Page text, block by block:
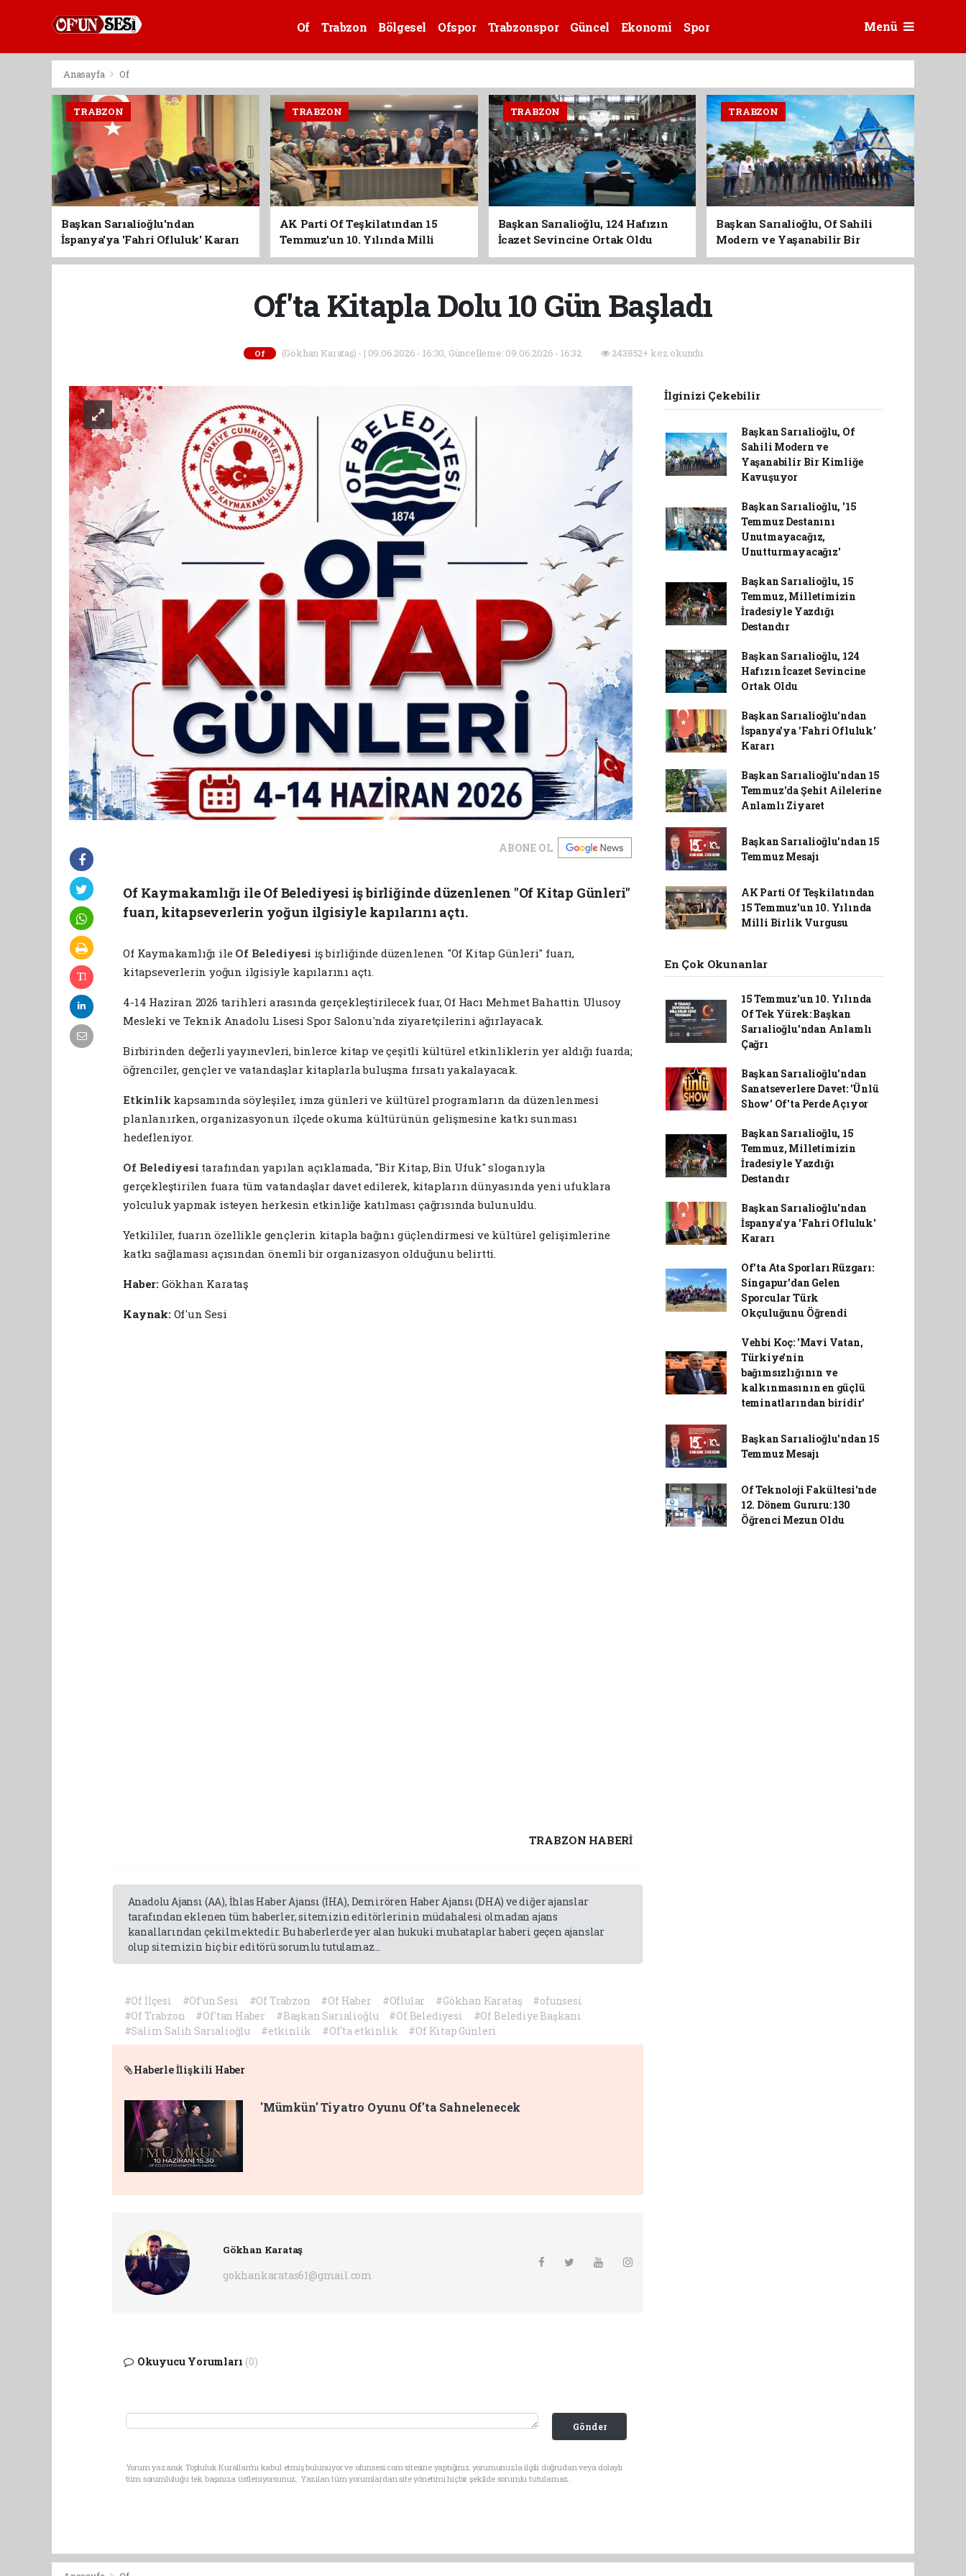
Of Trabzon Bölgesel Ofspor Trabzonspor Güncel Ekonomi Spor Menü
Anasayfa Of
TRABZON
Başkan Sarıalioğlu'ndan
İspanya'ya 'Fahri Ofluluk' Kararı
TRABZON
AK Parti Of Teşkilatından 15
Temmuz'un 10. Yılında Milli
Birlik Vurgusu
TRABZON
Başkan Sarıalioğlu, 124 Hafızın
İcazet Sevincine Ortak Oldu
TRABZON
Başkan Sarıalioğlu, Of Sahili
Modern ve Yaşanabilir Bir
Kimliğe Kavuşuyor
Of'ta Kitapla Dolu 10 Gün Başladı
Of (Gökhan Karataş) - | 09.06.2026 - 16:30, Güncelleme: 09.06.2026 - 16:32 243852+ kez okundu.
ABONE OL
Of Kaymakamlığı ile Of Belediyesi iş birliğinde düzenlenen "Of Kitap Günleri"
fuarı, kitapseverlerin yoğun ilgisiyle kapılarını açtı.
Of Kaymakamlığı ile Of Belediyesi iş birliğinde düzenlenen "Of Kitap Günleri" fuarı,
kitapseverlerin yoğun ilgisiyle kapılarını açtı.
4-14 Haziran 2026 tarihleri arasında gerçekleştirilecek fuar, Of Hacı Mehmet Bahattin Ulusoy
Mesleki ve Teknik Anadolu Lisesi Spor Salonu'nda ziyaretçilerini ağırlayacak.
Birbirinden değerli yayınevleri, binlerce kitap ve çeşitli kültürel etkinliklerin yer aldığı fuarda;
öğrenciler, gençler ve vatandaşlar kitaplarla buluşma fırsatı yakalayacak.
Etkinlik kapsamında söyleşiler, imza günleri ve kültürel programların da düzenlenmesi
planlanırken, organizasyonun ilçede okuma kültürünün gelişmesine katkı sunması
hedefleniyor.
Of Belediyesi tarafından yapılan açıklamada, "Bir Kitap, Bin Ufuk" sloganıyla
gerçekleştirilen fuara tüm vatandaşlar davet edilerek, kitapların dünyasında yeni ufuklara
yolculuk yapmak isteyen herkesin etkinliğe katılması çağrısında bulunuldu.
Yetkililer, fuarın özellikle gençlerin kitapla bağını güçlendirmesi ve kültürel gelişimlerine
katkı sağlaması açısından önemli bir organizasyon olduğunu belirtti.
Haber:Gökhan Karataş
Kaynak:Of'un Sesi
TRABZON HABERİ
Anadolu Ajansı (AA), İhlas Haber Ajansı (İHA), Demirören Haber Ajansı (DHA) ve diğer ajanslar
tarafından eklenen tüm haberler, sitemizin editörlerinin müdahalesi olmadan ajans
kanallarından çekilmektedir. Bu haberlerde yer alan hukuki muhataplar haberi geçen ajanslar
olup sitemizin hiç bir editörü sorumlu tutulamaz...
#Of İlçesi #Of'un Sesi #Of Trabzon #Of Haber #Oflular #Gökhan Karataş
#ofunsesi
#Of Trabzon
#Of'tan Haber #Başkan Sarıalioğlu #Of Belediyesi
#Of Belediye Başkanı
#Salim Salih Sarıalioğlu
#etkinlik #Of'ta etkinlik #Of Kitap Günleri
Haberle İlişkili Haber
'Mümkün' Tiyatro Oyunu Of'ta Sahnelenecek
Gökhan Karataş
gokhankaratas61@gmail.com
Okuyucu Yorumları (0)
Gönder
Yorum yazarak Topluluk Kuralları’nı kabul etmiş bulunuyor ve ofunsesi.com sitesine yaptığınız yorumunuzla ilgili doğrudan veya dolaylı
tüm sorumluluğu tek başınıza üstleniyorsunuz. Yazılan tüm yorumlardan site yönetimi hiçbir şekilde sorumlu tutulamaz.
İlginizi Çekebilir
Başkan Sarıalioğlu, Of
Sahili Modern ve
Yaşanabilir Bir Kimliğe
Kavuşuyor
Başkan Sarıalioğlu, '15
Temmuz Destanını
Unutmayacağız,
Unutturmayacağız'
Başkan Sarıalioğlu, 15
Temmuz, Milletimizin
İradesiyle Yazdığı
Destandır
Başkan Sarıalioğlu, 124
Hafızın İcazet Sevincine
Ortak Oldu
Başkan Sarıalioğlu'ndan
İspanya'ya 'Fahri Ofluluk'
Kararı
Başkan Sarıalioğlu'ndan 15
Temmuz'da Şehit Ailelerine
Anlamlı Ziyaret
Başkan Sarıalioğlu'ndan 15
Temmuz Mesajı
AK Parti Of Teşkilatından
15 Temmuz'un 10. Yılında
Milli Birlik Vurgusu
En Çok Okunanlar
15 Temmuz'un 10. Yılında
Of Tek Yürek: Başkan
Sarıalioğlu'ndan Anlamlı
Çağrı
Başkan Sarıalioğlu'ndan
Sanatseverlere Davet: 'Ünlü
Show' Of'ta Perde Açıyor
Başkan Sarıalioğlu, 15
Temmuz, Milletimizin
İradesiyle Yazdığı
Destandır
Başkan Sarıalioğlu'ndan
İspanya'ya 'Fahri Ofluluk'
Kararı
Of'ta Ata Sporları Rüzgarı:
Singapur'dan Gelen
Sporcular Türk
Okçuluğunu Öğrendi
Vehbi Koç: 'Mavi Vatan,
Türkiye'nin
bağımsızlığının ve
kalkınmasının en güçlü
teminatlarından biridir'
Başkan Sarıalioğlu'ndan 15
Temmuz Mesajı
Of Teknoloji Fakültesi'nde
12. Dönem Gururu: 130
Öğrenci Mezun Oldu